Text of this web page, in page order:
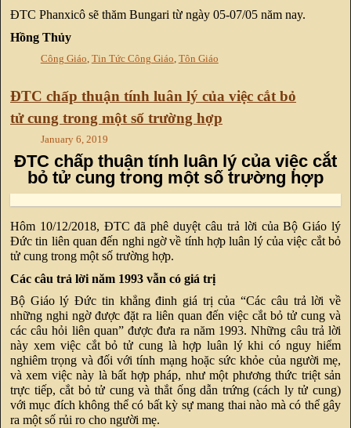
ĐTC Phanxicô sẽ thăm Bungari từ ngày 05-07/05 năm nay.
Hồng Thủy
Công Giáo, Tin Tức Công Giáo, Tôn Giáo
ĐTC chấp thuận tính luân lý của việc cắt bỏ
tử cung trong một số trường hợp
January 6, 2019
ĐTC chấp thuận tính luân lý của việc cắt
bỏ tử cung trong một số trường hợp
Hôm 10/12/2018, ĐTC đã phê duyệt câu trả lời của Bộ Giáo lý
Đức tin liên quan đến nghi ngờ về tính hợp luân lý của việc cắt bỏ
tử cung trong một số trường hợp.
Các câu trả lời năm 1993 vẫn có giá trị
Bộ Giáo lý Đức tin khẳng đinh giá trị của “Các câu trả lời về
những nghi ngờ được đặt ra liên quan đến việc cắt bỏ tử cung và
các câu hỏi liên quan” được đưa ra năm 1993. Những câu trả lời
này xem việc cắt bỏ tử cung là hợp luân lý khi có nguy hiểm
nghiêm trọng và đối với tính mạng hoặc sức khỏe của người mẹ,
và xem việc này là bất hợp pháp, như một phương thức triệt sản
trực tiếp, cắt bỏ tử cung và thắt ống dẫn trứng (cách ly tử cung)
với mục đích không thể có bất kỳ sự mang thai nào mà có thể gây
ra một số rủi ro cho người mẹ.